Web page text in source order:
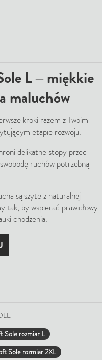
L – miękkie
maluchów
kroki razem z Twoim
etapie rozwoju.
delikatne stopy przed
ruchów potrzebną
są szyte z naturalnej
tak, by wspierać prawidłowy
chodzenia.
Sole rozmiar L
Sole rozmiar 2XL